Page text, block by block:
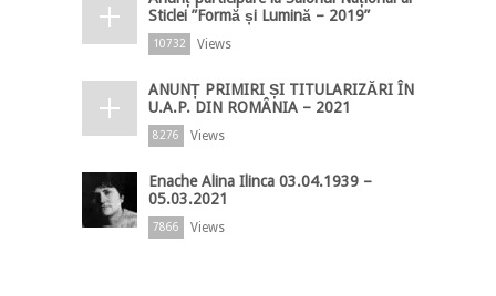
Sticlei ”Formă și Lumină – 2019”
10732 Views
ANUNȚ PRIMIRI ȘI TITULARIZĂRI ÎN
U.A.P. DIN ROMÂNIA – 2021
8276 Views
Enache Alina Ilinca 03.04.1939 –
05.03.2021
7866 Views